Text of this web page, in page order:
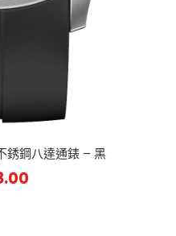
銹鋼八達通錶 – 黑